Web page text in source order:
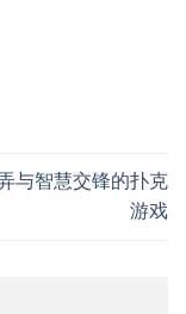
与智慧交锋的扑克
游戏